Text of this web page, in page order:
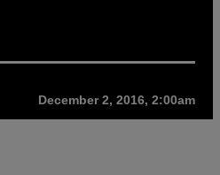
December 2, 2016, 2:00am